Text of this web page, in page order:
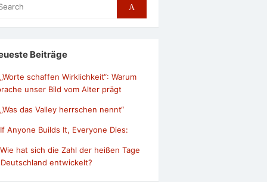
Search
Beiträge
„Worte schaffen Wirklichkeit“: Warum
unser Bild vom Alter prägt
„Was das Valley herrschen nennt“
If Anyone Builds It, Everyone Dies:
Wie hat sich die Zahl der heißen Tage
entwickelt?